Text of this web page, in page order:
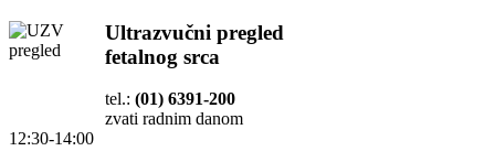
Ultrazvučni pregled
fetalnog srca
tel.: (01) 6391-200
zvati radnim danom
12:30-14:00